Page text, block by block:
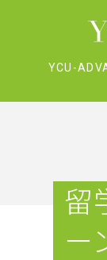
YCU-
留
ー